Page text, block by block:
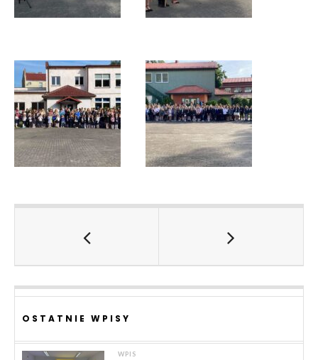
OSTATNIE WPISY
WPIS